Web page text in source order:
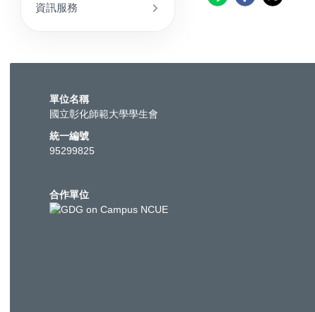
資訊服務
單位名稱
國立彰化師範大學學生會
統一編號
95299825
合作單位